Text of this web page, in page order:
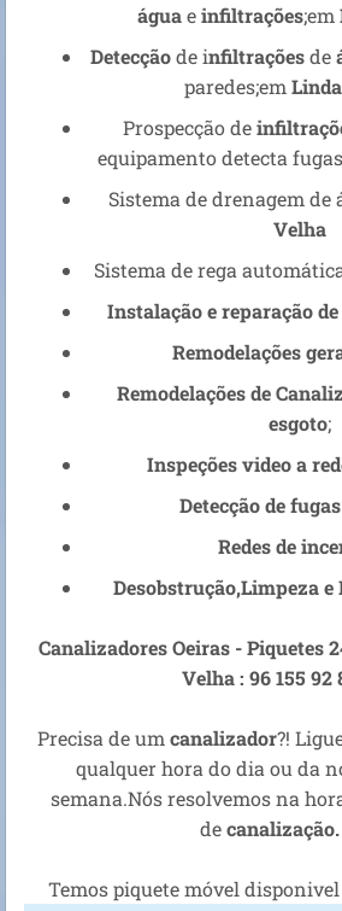
águaeinfiltrações;em
Detecçãode infiltraçõesde
paredes;em
Prospecção de
equipamento detecta
Sistema de drenagem de
Velha
Sistema de rega
Instalação e reparação
Remodelações
Remodelações de
esgoto;
Inspeções video a
Detecção de
Redes de
Desobstrução,Limpeza
Canalizadores Oeiras - Piquetes
Velha: 96 155 92
Precisa de um canalizador?!
qualquer hora do dia ou da
semana.Nós resolvemos na
decanalização.
Temos piquete móvel